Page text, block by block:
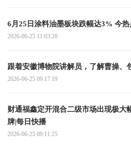
6月25日涂料油墨板块跌幅达3% 今热
2026-06-25 11:03:20
跟着安徽博物院讲解员，了解曹操、
2026-06-25 09:17:19
财通福鑫定开混合二级市场出现极大
牌|每日快播
2026-06-25 09:11:25